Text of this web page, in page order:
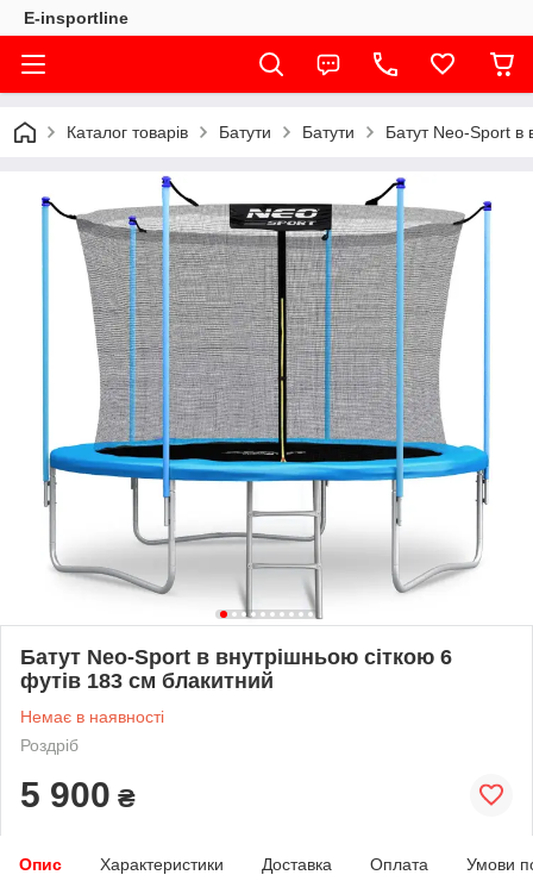
E-insportline
Каталог товарів Батути Батути Батут Neo-Sport в
Батут Neo-Sport в внутрішньою сіткою 6
футів 183 см блакитний
Немає в наявності
Роздріб
5 900 ₴
Опис Характеристики Доставка Оплата Умови